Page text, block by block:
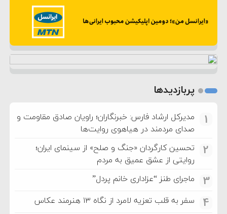
پربازدیدها
1
مدیرکل ارشاد فارس: خبرنگاران؛ راویان صادق مقاومت و
صدای مردمند در هیاهوی روایت‌ها
2
تحسین کارگردان «جنگ و صلح» از سینمای ایران؛
روایتی از عشق عمیق به مردم
3 ماجرای طنز “عزاداری خانم پردل”
4 سفر به قلب تعزیه لامرد از نگاه ۱۳ هنرمند عکاس